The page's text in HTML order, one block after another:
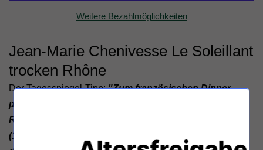
Weitere Bezahlmöglichkeiten
Jean-Marie Chenivesse Le Soleillant
trocken Rhône
Der Tagesspiegel-Tipp:"Zum französischen Dinner
passt besonders gut ein echter Franzose aus dem
Rhône-Tal. Le Solleillant von Jean Marie Chenivesse
(12,95) ist aromatisch und unterstützt den Geschmack